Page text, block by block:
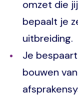
omzet die
bepaalt je
uitbreiding.
Je
bouwen